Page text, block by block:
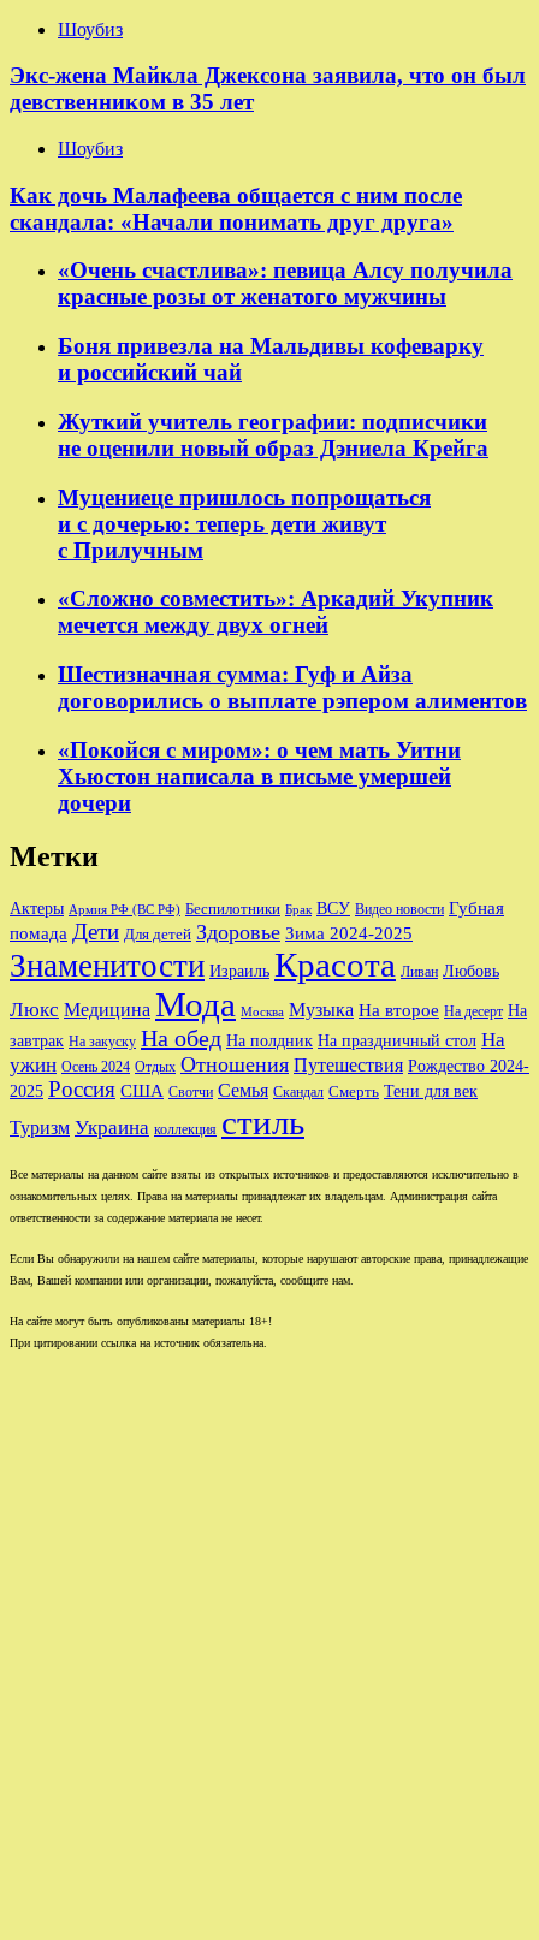
Шоубиз
Экс-жена Майкла Джексона заявила, что он был
девственником в 35 лет
Шоубиз
Как дочь Малафеева общается с ним после
скандала: «Начали понимать друг друга»
«Очень счастлива»: певица Алсу получила
красные розы от женатого мужчины
Боня привезла на Мальдивы кофеварку
и российский чай
Жуткий учитель географии: подписчики
не оценили новый образ Дэниела Крейга
Муцениеце пришлось попрощаться
и с дочерью: теперь дети живут
с Прилучным
«Сложно совместить»: Аркадий Укупник
мечется между двух огней
Шестизначная сумма: Гуф и Айза
договорились о выплате рэпером алиментов
«Покойся с миром»: о чем мать Уитни
Хьюстон написала в письме умершей
дочери
Метки
Актеры Армия РФ (ВС РФ) Беспилотники Брак ВСУ Видео новости Губная
помада Дети Для детей Здоровье Зима 2024-2025
Знаменитости Израиль Красота Ливан Любовь
Люкс Медицина Мода Москва Музыка На второе На десерт На
завтрак На закуску На обед На полдник На праздничный стол На
ужин Осень 2024 Отдых Отношения Путешествия Рождество 2024-
2025 Россия США Свотчи Семья Скандал Смерть Тени для век
Туризм Украина коллекция стиль
Все материалы на данном сайте взяты из открытых источников и предоставляются исключительно в
ознакомительных целях. Права на материалы принадлежат их владельцам. Администрация сайта
ответственности за содержание материала не несет.
Если Вы обнаружили на нашем сайте материалы, которые нарушают авторские права, принадлежащие
Вам, Вашей компании или организации, пожалуйста, сообщите нам.
На сайте могут быть опубликованы материалы 18+!
При цитировании ссылка на источник обязательна.